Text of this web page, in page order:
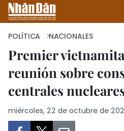
INICIO
POLÍTICA
POLÍTICA NACIONALES
Premier
reunión sobre
centrales
miércoles, 22 de octubre de